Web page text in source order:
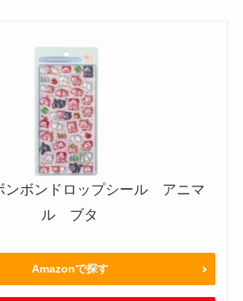
ンボンドロップシール アニマ
ル ブタ
Amazonで探す